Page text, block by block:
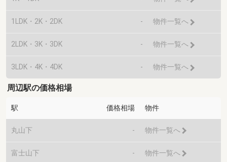
1LDK・2K・2DK - 物件一覧へ
2LDK・3K・3DK - 物件一覧へ
3LDK・4K・4DK - 物件一覧へ
周辺駅の価格相場
駅 価格相場 物件
丸山下 - 物件一覧へ
富士山下 - 物件一覧へ